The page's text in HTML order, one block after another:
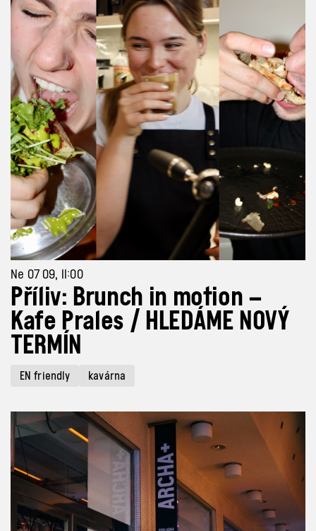
Ne 07 09, 11:00
Příliv: Brunch in motion –
Kafe Prales / HLEDÁME NOVÝ
TERMÍN
EN friendly kavárna